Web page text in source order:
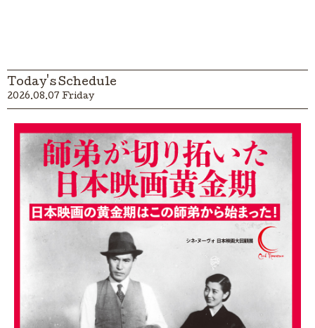
Today's Schedule
2026.08.07 Friday